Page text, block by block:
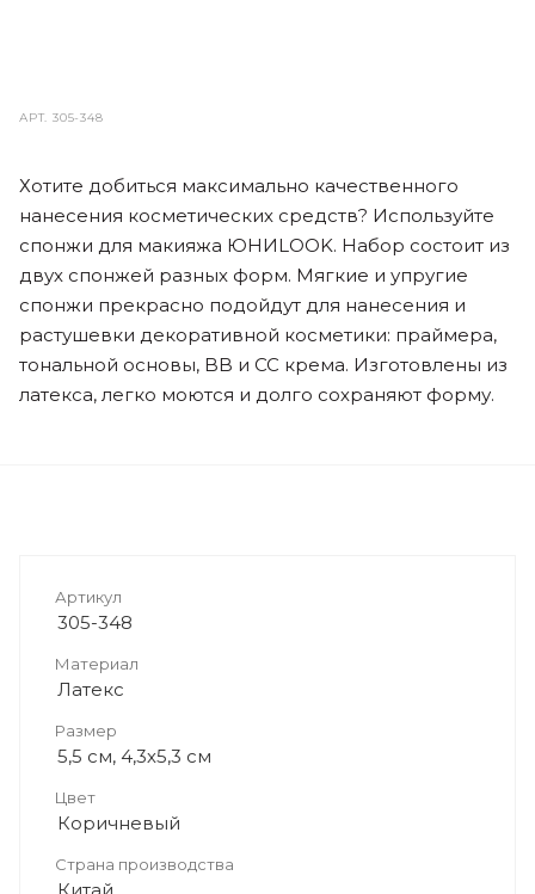
АРТ.305-348
Хотите добиться максимально качественного
нанесения косметических средств? Используйте
спонжи для макияжа ЮНИLOOK. Набор состоит из
двух спонжей разных форм. Мягкие и упругие
спонжи прекрасно подойдут для нанесения и
растушевки декоративной косметики: праймера,
тональной основы, BB и CC крема. Изготовлены из
латекса, легко моются и долго сохраняют форму.
Артикул
305-348
Материал
Латекс
Размер
5,5 см, 4,3х5,3 см
Цвет
Коричневый
Страна производства